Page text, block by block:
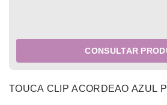
CONSULTAR
TOUCA CLIP ACORDEAO AZUL